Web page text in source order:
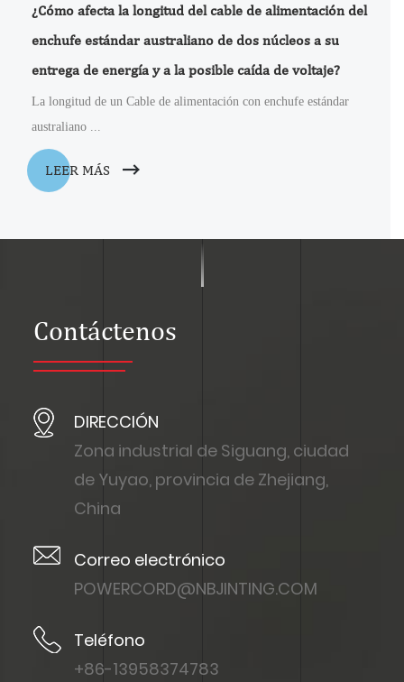
¿Cómo afecta la longitud del cable de alimentación del
enchufe estándar australiano de dos núcleos a su
entrega de energía y a la posible caída de voltaje?
La longitud de un Cable de alimentación con enchufe estándar
australiano ...
LEER MÁS
Contáctenos
DIRECCIÓN
Zona industrial de Siguang, ciudad
de Yuyao, provincia de Zhejiang,
China
Correo electrónico
POWERCORD@NBJINTING.COM
Teléfono
+86-13958374783